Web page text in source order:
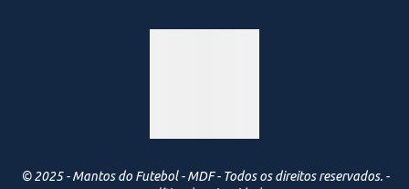
© 2025 - Mantos do Futebol - MDF - Todos os direitos reservados. -